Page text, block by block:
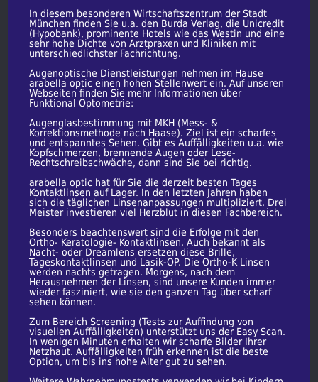
In diesem besonderen Wirtschaftszentrum der Stadt
München finden Sie u.a. den Burda Verlag, die Unicredit
(Hypobank), prominente Hotels wie das Westin und eine
sehr hohe Dichte von Arztpraxen und Kliniken mit
unterschiedlichster Fachrichtung.
Augenoptische Dienstleistungen nehmen im Hause
arabella optic einen hohen Stellenwert ein. Auf unseren
Webseiten finden Sie mehr Informationen über
Funktional Optometrie:
Augenglasbestimmung mit MKH (Mess- &
Korrektionsmethode nach Haase). Ziel ist ein scharfes
und entspanntes Sehen. Gibt es Auffälligkeiten u.a. wie
Kopfschmerzen, brennende Augen oder Lese-
Rechtschreibschwäche, dann sind Sie bei richtig.
arabella optic hat für Sie die derzeit besten Tages
Kontaktlinsen auf Lager. In den letzten Jahren haben
sich die täglichen Linsenanpassungen multipliziert. Drei
Meister investieren viel Herzblut in diesen Fachbereich.
Besonders beachtenswert sind die Erfolge mit den
Ortho- Keratologie- Kontaktlinsen. Auch bekannt als
Nacht- oder Dreamlens ersetzen diese Brille,
Tageskontaktlinsen und Lasik-OP. Die Ortho-K Linsen
werden nachts getragen. Morgens, nach dem
Herausnehmen der Linsen, sind unsere Kunden immer
wieder fasziniert, wie sie den ganzen Tag über scharf
sehen können.
Zum Bereich Screening (Tests zur Auffindung von
visuellen Auffälligkeiten) unterstützt uns der Easy Scan.
In wenigen Minuten erhalten wir scharfe Bilder Ihrer
Netzhaut. Auffälligkeiten früh erkennen ist die beste
Option, um bis ins hohe Alter gut zu sehen.